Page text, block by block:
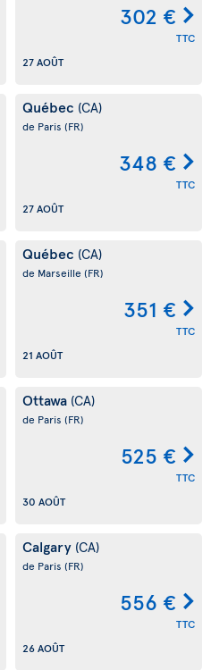
302 €
TTC
27 AOÛT
Québec (CA)
de Paris (FR)
348 €
TTC
27 AOÛT
Québec (CA)
de Marseille (FR)
351 €
TTC
21 AOÛT
Ottawa (CA)
de Paris (FR)
525 €
TTC
30 AOÛT
Calgary (CA)
de Paris (FR)
556 €
TTC
26 AOÛT